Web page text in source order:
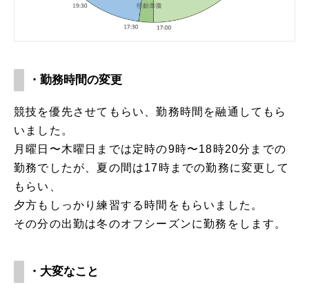
・勤務時間の変更
競技を優先させてもらい、勤務時間を融通してもら
いました。
月曜日〜木曜日までは定時の9時〜18時20分までの
勤務でしたが、夏の間は17時までの勤務に変更して
もらい、
夕方もしっかり練習する時間をもらいました。
その分の出勤は冬のオフシーズンに勤務をします。
・大変なこと